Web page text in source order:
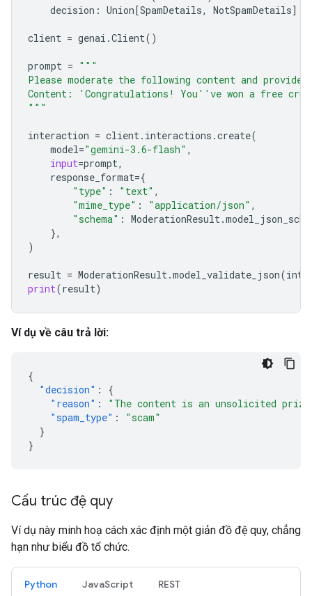
decision : Union[SpamDetails, NotSpamDetails]
client = genai .Client()
prompt = """
Please moderate the following content and provide
Content: 'Congratulations! You''ve won a free
"""
interaction = client. interactions .create(
model="gemini-3.6-flash" ,
input=prompt,
response_format={
"type" : "text" ,
"mime_type" : "application/json" ,
"schema" : ModerationResult.
},
)
result = ModerationResult.model_validate_json(
print(result)
Ví dụ về câu trả lời:
{
"decision" :
{
"reason" :
"The content is an unsolicited
"spam_type" :
"scam"
}
}
Cấu trúc đệ quy
Ví dụ này minh hoạ cách xác định một giản đồ đệ quy, chẳng
hạn như biểu đồ tổ chức.
Python JavaScript REST